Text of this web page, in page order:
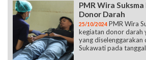
PMR Wira
Donor Darah
25/10/2024 PMR Wira
kegiatan donor darah
yang diselenggarakan
Sukawati pada